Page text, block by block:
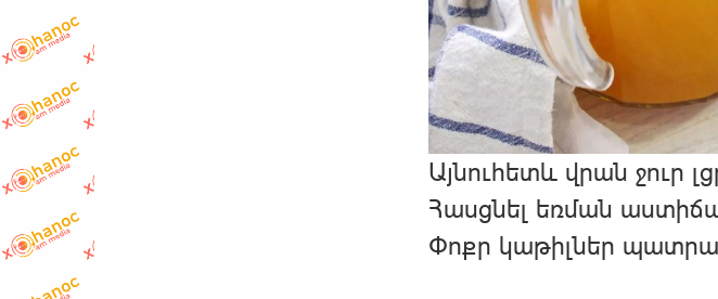
Այնուհետև վրան ջուր
Հասցնել եռման
Փոքր կաթիլներ